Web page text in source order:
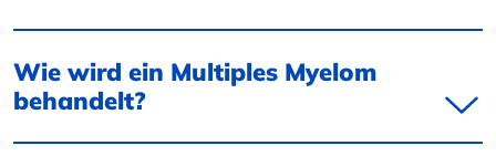
Wie wird ein Multiples Myelom
behandelt?